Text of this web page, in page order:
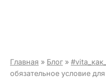
Главная » Блог »
обязательное условие